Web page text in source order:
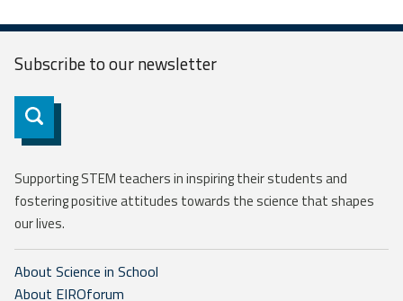
Subscribe to ournewsletter
Subscribe
Supporting STEM teachers in inspiring their students and
fostering positive attitudes towards the science that shapes
our lives.
About Science in School
About EIROforum